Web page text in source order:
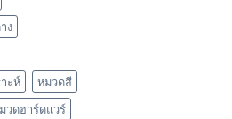
ง
ะห์
หมวดสี
วดฮาร์ดแวร์